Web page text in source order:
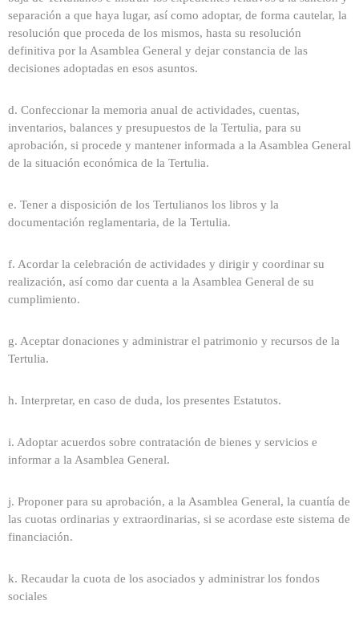
separación a que haya lugar, así como adoptar, de forma cautelar, la
resolución que proceda de los mismos, hasta su resolución
definitiva por la Asamblea General y dejar constancia de las
decisiones adoptadas en esos asuntos.
d. Confeccionar la memoria anual de actividades, cuentas,
inventarios, balances y presupuestos de la Tertulia, para su
aprobación, si procede y mantener informada a la Asamblea General
de la situación económica de la Tertulia.
e. Tener a disposición de los Tertulianos los libros y la
documentación reglamentaria, de la Tertulia.
f. Acordar la celebración de actividades y dirigir y coordinar su
realización, así como dar cuenta a la Asamblea General de su
cumplimiento.
g. Aceptar donaciones y administrar el patrimonio y recursos de la
Tertulia.
h. Interpretar, en caso de duda, los presentes Estatutos.
i. Adoptar acuerdos sobre contratación de bienes y servicios e
informar a la Asamblea General.
j. Proponer para su aprobación, a la Asamblea General, la cuantía de
las cuotas ordinarias y extraordinarias, si se acordase este sistema de
financiación.
k. Recaudar la cuota de los asociados y administrar los fondos
sociales